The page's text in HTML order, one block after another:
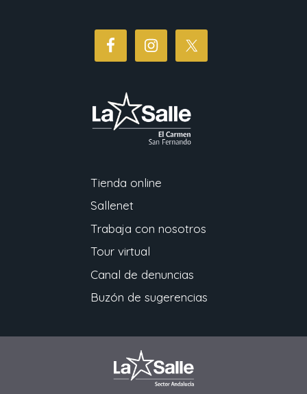
Tienda online
Sallenet
Trabaja con nosotros
Tour virtual
Canal de denuncias
Buzón de sugerencias